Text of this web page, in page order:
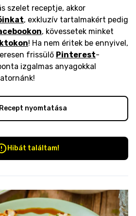
szelet receptje, akkor
, exkluzív tartalmakért pedig
, kövessetek minket
! Ha nem éritek be ennyivel,
frissülő Pinterest-
izgalmas anyagokkal
Recept nyomtatása
Hibát találtam!